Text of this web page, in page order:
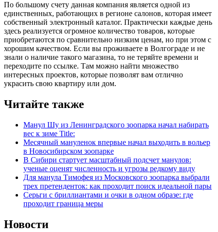
По большому счету данная компания является одной из
единственных, работающих в регионе салонов, которая имеет
собственный электронный каталог. Практически каждые день
здесь реализуется огромное количество товаров, которые
приобретаются по сравнительно низким ценам, но при этом с
хорошим качеством. Если вы проживаете в Волгограде и не
знали о наличие такого магазина, то не теряйте времени и
переходите по ссылке. Там можно найти множество
интересных проектов, которые позволят вам отлично
украсить свою квартиру или дом.
Читайте также
Манул Шу из Ленинградского зоопарка начал набирать
вес к зиме Title:
Месячный мануленок впервые начал выходить в вольер
в Новосибирском зоопарке
В Сибири стартует масштабный подсчет манулов:
ученые оценят численность и угрозы редкому виду
Для манула Тимофея из Московского зоопарка выбрали
трех претенденток: как проходит поиск идеальной пары
Серьги с бриллиантами и очки в одном образе: где
проходит граница меры
Новости